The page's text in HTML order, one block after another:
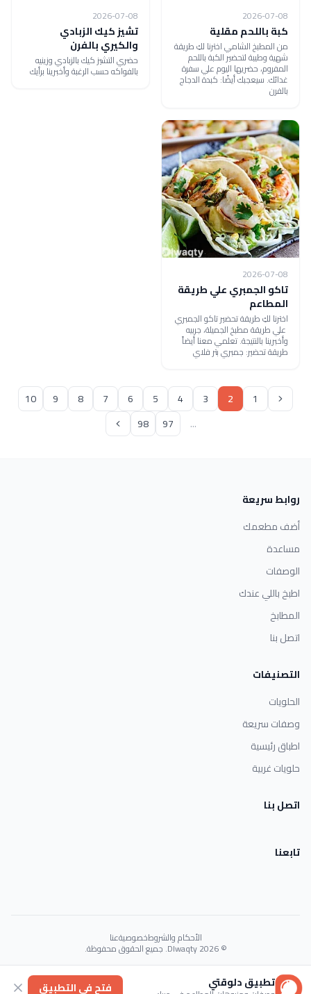
2026-07-08
كبة باللحم مقلية
من المطبخ الشامي اخترنا لكِ طريقة
شهية وطيبة لتحضير الكبة باللحم
المفروم، حضريها اليوم علي سفرة
غدائك. سيعجبك أيضًا: كبدة الدجاج
بالفرن
2026-07-08
تشيز كيك الزبادي
والكيري بالفرن
حضري التشيز كيك بالزبادي وزينيه
بالفواكه حسب الرغبة وأخبرينا برأيك
2026-07-08
تاكو الجمبري علي طريقة
المطاعم
اخترنا لكِ طريقة تحضير تاكو الجمبري
علي طريقة مطبخ الجميلة، جربيه
وأخبرينا بالنتيجة. تعلمي معنا أيضاً
طريقة تحضير: جمبري بتر فلاي
1
2
3
4
5
6
7
8
9
10
...
97
98
روابط سريعة
أضف مطعمك
مساعدة
الوصفات
اطبخ باللي عندك
المطابخ
اتصل بنا
التصنيفات
الحلويات
وصفات سريعة
اطباق رئيسية
حلويات غربية
اتصل بنا
تابعنا
الأحكام والشروطخصوصيةعنا
© 2026 Dlwaqty. جميع الحقوق محفوظة.
Powered byGAIT
تطبيق دلوقتي فتح في التطبيق